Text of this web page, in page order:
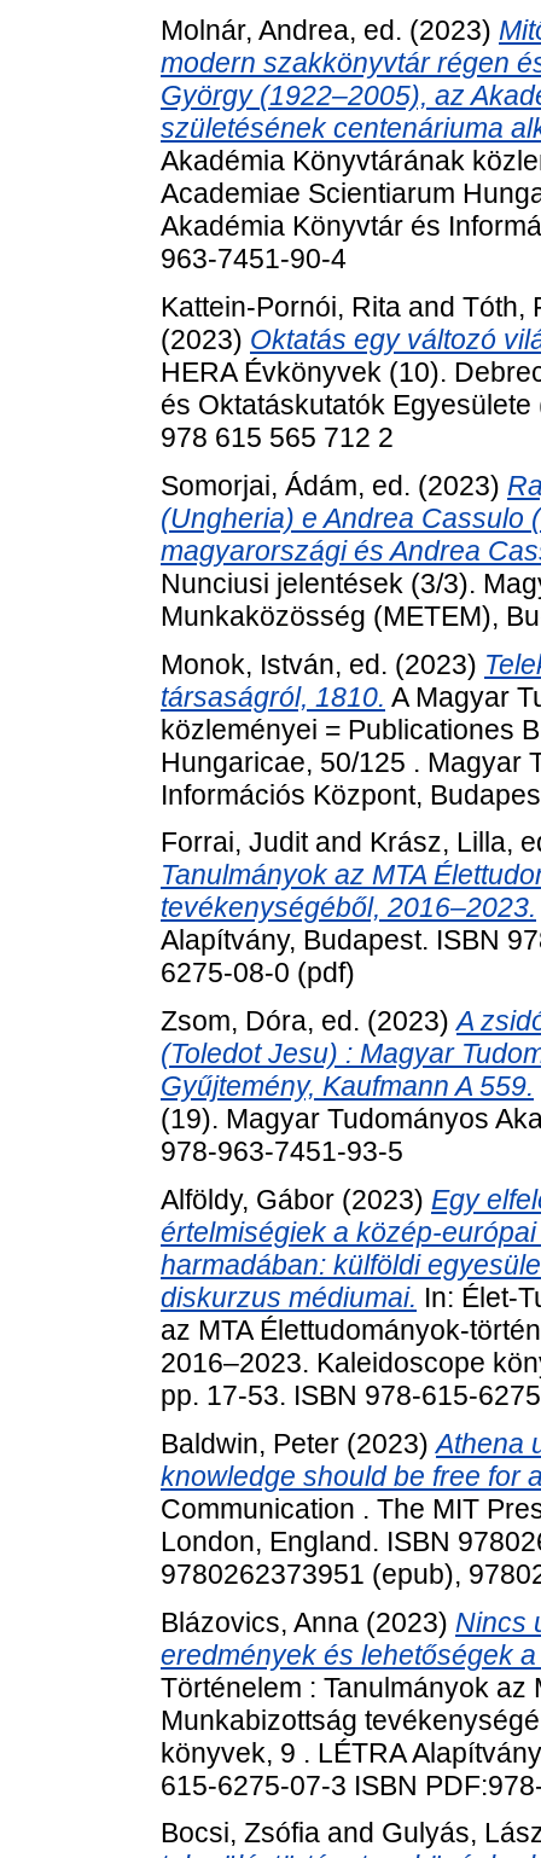
Molnár, Andrea, ed. (2023)
modern szakkönyvtár régen
György (1922–2005), az
születésének centenáriuma
Akadémia Könyvtárának
Academiae Scientiarum
Akadémia Könyvtár és
963-7451-90-4
Kattein-Pornói, Rita and Tóth,
(2023) Oktatás egy változó
HERA Évkönyvek (10).
és Oktatáskutatók
978 615 565 712 2
Somorjai, Ádám, ed. (2023)
(Ungheria) e Andrea Cassulo
magyarországi és Andrea
Nunciusi jelentések (3/3).
Munkaközösség (METEM),
Monok, István, ed. (2023)
társaságról, 1810. A Magyar
közleményei = Publicationes
Hungaricae, 50/125 . Magyar
Információs Központ,
Forrai, Juditand Krász, Lilla,
Tanulmányok az MTA
tevékenységéből, 2016‒2023.
Alapítvány, Budapest. ISBN
6275-08-0 (pdf)
Zsom, Dóra, ed. (2023)A
(Toledot Jesu) : Magyar
Gyűjtemény, Kaufmann A 559.
(19). Magyar Tudományos
978-963-7451-93-5
Alföldy, Gábor (2023) Egy
értelmiségiek a közép-
harmadában: külföldi
diskurzus médiumai. In: Élet-
az MTA Élettudományok-
2016‒2023. Kaleidoscope
pp. 17-53. ISBN 978-615-
Baldwin, Peter (2023)Athena
knowledge should be free for
Communication . The MIT
London, England. ISBN
9780262373951 (epub),
Blázovics, Anna (2023) Nincs
eredmények és lehetőségek
Történelem : Tanulmányok az
Munkabizottság
könyvek, 9 . LÉTRA
615-6275-07-3 ISBN
Bocsi, Zsófia and Gulyás,